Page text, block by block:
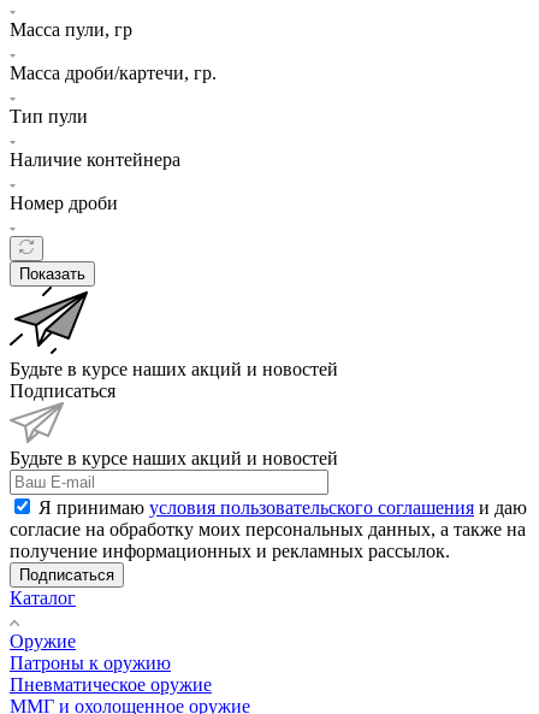
Масса пули, гр
Масса дроби/картечи, гр.
Тип пули
Наличие контейнера
Номер дроби
Показать
Будьте в курсе наших акций и новостей
Подписаться
Будьте в курсе наших акций и новостей
Я принимаю условия пользовательского соглашения и даю
согласие на обработку моих персональных данных, а также на
получение информационных и рекламных рассылок.
Подписаться
Каталог
Оружие
Патроны к оружию
Пневматическое оружие
ММГ и охолощенное оружие